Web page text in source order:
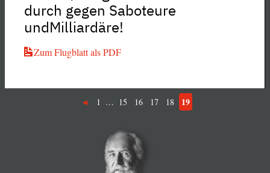
durch gegen Saboteure
undMilliardäre!
Zum Flugblatt als PDF
1 … 15 16 17 18 19